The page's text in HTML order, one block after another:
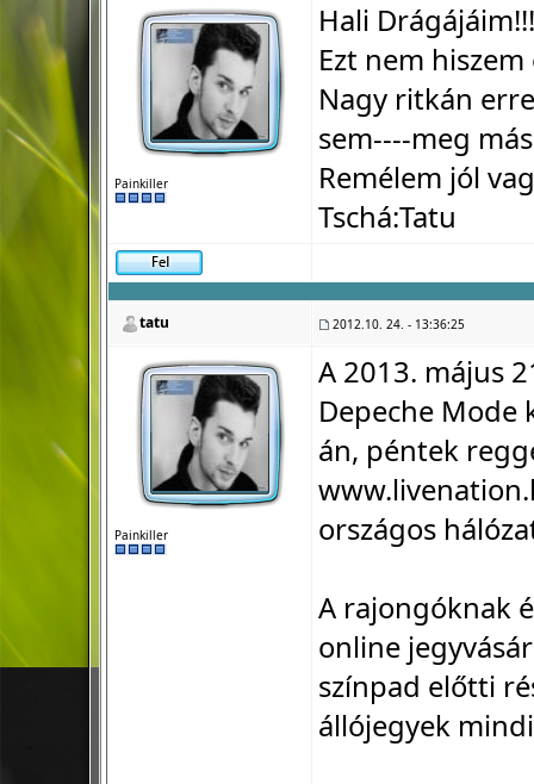
Painkiller
Hali
Ezt nem
Nagy ritkán
sem----meg
Remélem jól
Tschá:Tatu
tatu 2012.10. 24. - 13:36:25
Painkiller
A 2013. május
Depeche
án, péntek
országos
A rajongóknak
online
színpad előtti
állójegyek